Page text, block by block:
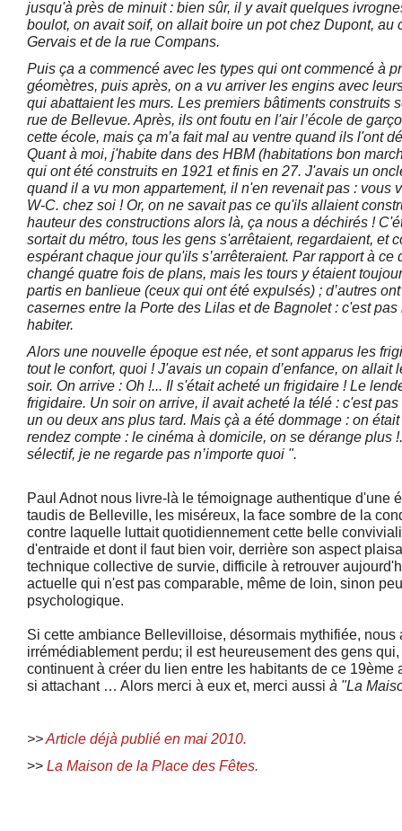
jusqu'à près de minuit : bien sûr, il y avait quelques
boulot, on avait soif, on allait boire un pot chez Dupont, au
Gervais et de la rue Compans.
Puis ça a commencé avec les types qui ont commencé à
géomètres, puis après, on a vu arriver les engins avec
qui abattaient les murs. Les premiers bâtiments construits
rue de Bellevue. Après, ils ont foutu en l'air l’école de
cette école, mais ça m’a fait mal au ventre quand ils l'ont
Quant à moi, j'habite dans des HBM (habitations bon
qui ont été construits en 1921 et finis en 27. J'avais un
quand il a vu mon appartement, il n'en revenait pas : vous
W-C. chez soi ! Or, on ne savait pas ce qu'ils allaient
hauteur des constructions alors là, ça nous a déchirés !
sortait du métro, tous les gens s'arrêtaient, regardaient, et
espérant chaque jour qu'ils s’arrêteraient. Par rapport à ce
changé quatre fois de plans, mais les tours y étaient
partis en banlieue (ceux qui ont été expulsés) ; d’autres
casernes entre la Porte des Lilas et de Bagnolet : c'est
habiter.
Alors une nouvelle époque est née, et sont apparus les
tout le confort, quoi ! J'avais un copain d’enfance, on allait
soir. On arrive : Oh !... Il s'était acheté un frigidaire ! Le
frigidaire. Un soir on arrive, il avait acheté la télé : c'est
un ou deux ans plus tard. Mais çà a été dommage : on
rendez compte : le cinéma à domicile, on se dérange plus
sélectif, je ne regarde pas n’importe quoi ".
Paul Adnot nous livre-là le témoignage authentique d'une
taudis de Belleville, les miséreux, la face sombre de la
contre laquelle luttait quotidiennement cette belle
d'entraide et dont il faut bien voir, derrière son aspect
technique collective de survie, difficile à retrouver
actuelle qui n'est pas comparable, même de loin, sinon
psychologique.
Si cette ambiance Bellevilloise, désormais mythifiée, nous
irrémédiablement perdu; il est heureusement des gens
continuent à créer du lien entre les habitants de ce 19ème
si attachant … Alors merci à eux et, merci aussi à "La
>>Article déjà publié en mai 2010.
>> La Maison de la Place des Fêtes.